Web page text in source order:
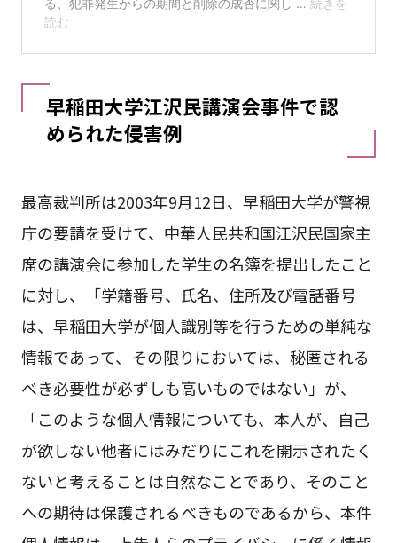
早稲田大学江沢民講演会事件で認
められた侵害例
最高裁判所は2003年9月12日、早稲田大学が警視
庁の要請を受けて、中華人民共和国江沢民国家主
席の講演会に参加した学生の名簿を提出したこと
に対し、「学籍番号、氏名、住所及び電話番号
は、早稲田大学が個人識別等を行うための単純な
情報であって、その限りにおいては、秘匿される
べき必要性が必ずしも高いものではない」が、
「このような個人情報についても、本人が、自己
が欲しない他者にはみだりにこれを開示されたく
ないと考えることは自然なことであり、そのこと
への期待は保護されるべきものであるから、本件